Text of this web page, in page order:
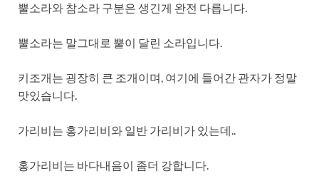
뿔소라와 참소라 구분은 생긴게 완전 다릅니다.
뿔소라는 말그대로 뿔이 달린 소라입니다.
키조개는 굉장히 큰 조개이며, 여기에 들어간 관자가 정말
맛있습니다.
가리비는 홍가리비와 일반 가리비가 있는데..
홍가리비는 바다내음이 좀더 강합니다.